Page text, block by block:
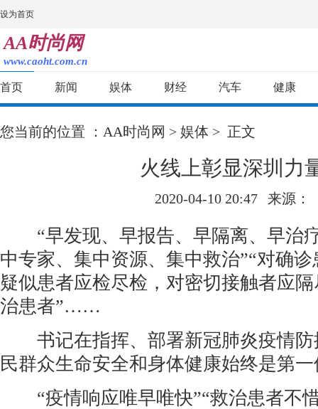
设为首页
AA时尚网
www.caoht.com.cn
首页 新闻 娱体 财经 汽车 健康
您当前的位置 ： AA时尚网 > 娱体 > 正文
火线上彰显深圳力
2020-04-10 20:47 来源：
“早发现、早报告、早隔离、早治
中专家、集中资源、集中救治”“对确
疑似患者应检尽检，对密切接触者应
治患者”……
书记在指挥、部署新冠肺炎疫情防
民群众生命安全和身体健康始终是第
“疫情响应唯早唯快”“救治患者不